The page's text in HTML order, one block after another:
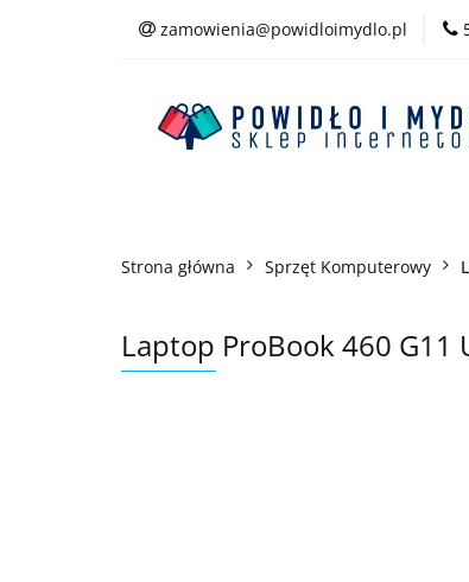
zamowienia@powidloimydlo.pl
Strona główna Sprzęt Komputerowy
Laptop ProBook 460 G11